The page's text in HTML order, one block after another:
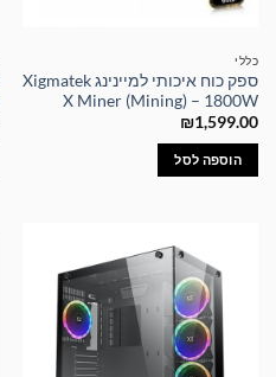
כללי
ספק כוח איכותי למיינינג Xigmatek
X Miner (Mining) – 1800W
₪1,599.00
הוספה לסל